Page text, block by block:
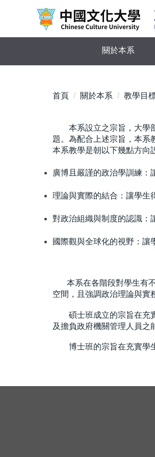
關於本系
首頁 關於本系 教學目
本系設立之宗旨，大學
題。 為配合上述宗旨，本系
本系教學是朝以下幾點方向
廣博且嚴謹的政治學訓練：
理論與實際的結合：讓學生
對政治組織與制度的認識：
國際觀與全球化的視野：讓
本系在各階段對學生有不
空間，且強調政治理論與實
碩士班成立的宗旨在充
及擔負政府機關管理人員之
博士班的宗旨在充實學